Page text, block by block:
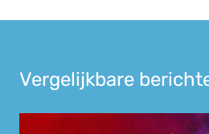
Vergelijkbare